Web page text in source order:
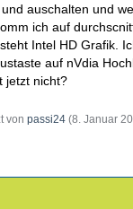
auschalten und
ich auf
Intel HD Grafik.
auf nVdia
jetzt nicht?
von passi24 (8. Januar